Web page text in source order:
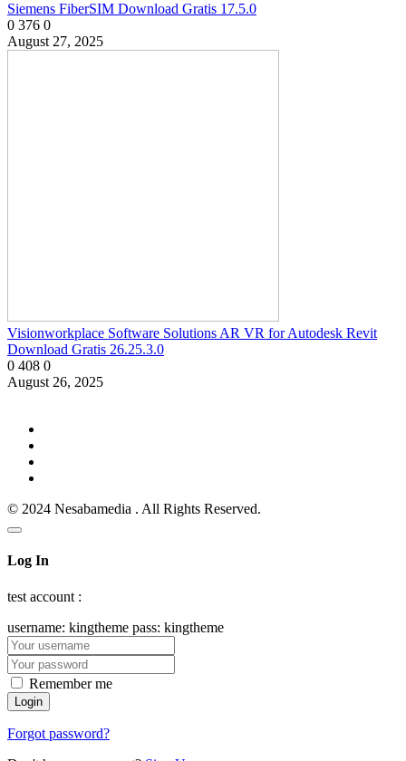
Siemens FiberSIM Download Gratis 17.5.0
0 376 0
August 27, 2025
Visionworkplace Software Solutions AR VR for Autodesk Revit
Download Gratis 26.25.3.0
0 408 0
August 26, 2025
© 2024 Nesabamedia . All Rights Reserved.
Log In
test account :
username: kingtheme pass: kingtheme
Remember me
Forgot password?